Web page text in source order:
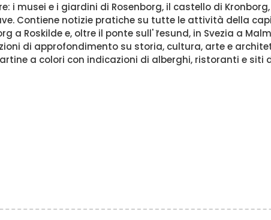
i musei e i giardini di Rosenborg, il castello di
Contiene notizie pratiche su tutte le attività della
a Roskilde e, oltre il ponte sull' ̃resund, in Svezia a
di approfondimento su storia, cultura, arte e
a colori con indicazioni di alberghi, ristoranti e siti